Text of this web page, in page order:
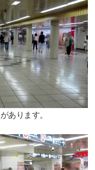
あります。